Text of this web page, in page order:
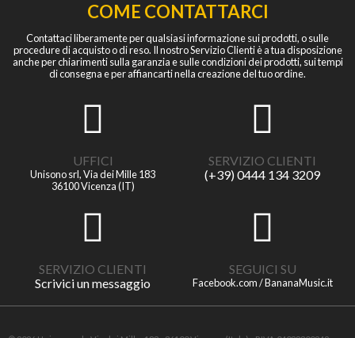
COME CONTATTARCI
Contattaci liberamente per qualsiasi informazione sui prodotti, o sulle
procedure di acquisto o di reso. Il nostro Servizio Clienti è a tua disposizione
anche per chiarimenti sulla garanzia e sulle condizioni dei prodotti, sui tempi
di consegna e per affiancarti nella creazione del tuo ordine.
UFFICI
Unisono srl, Via dei Mille 183
36100 Vicenza (IT)
SERVIZIO CLIENTI
(+39) 0444 134 3209
SERVIZIO CLIENTI
Scrivici un messaggio
SEGUICI SU
Facebook.com / BananaMusic.it